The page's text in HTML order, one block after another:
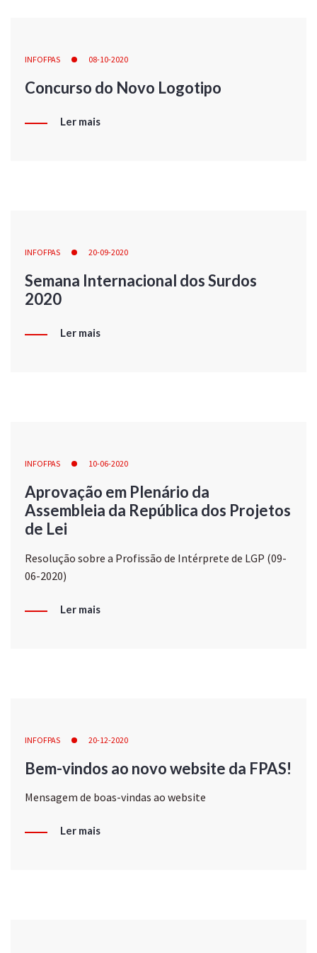
INFOFPAS 08-10-2020
Concurso do Novo Logotipo
Ler mais
INFOFPAS 20-09-2020
Semana Internacional dos Surdos
2020
Ler mais
INFOFPAS 10-06-2020
Aprovação em Plenário da
Assembleia da República dos Projetos
de Lei
Resolução sobre a Profissão de Intérprete de LGP (09-
06-2020)
Ler mais
INFOFPAS 20-12-2020
Bem-vindos ao novo website da FPAS!
Mensagem de boas-vindas ao website
Ler mais